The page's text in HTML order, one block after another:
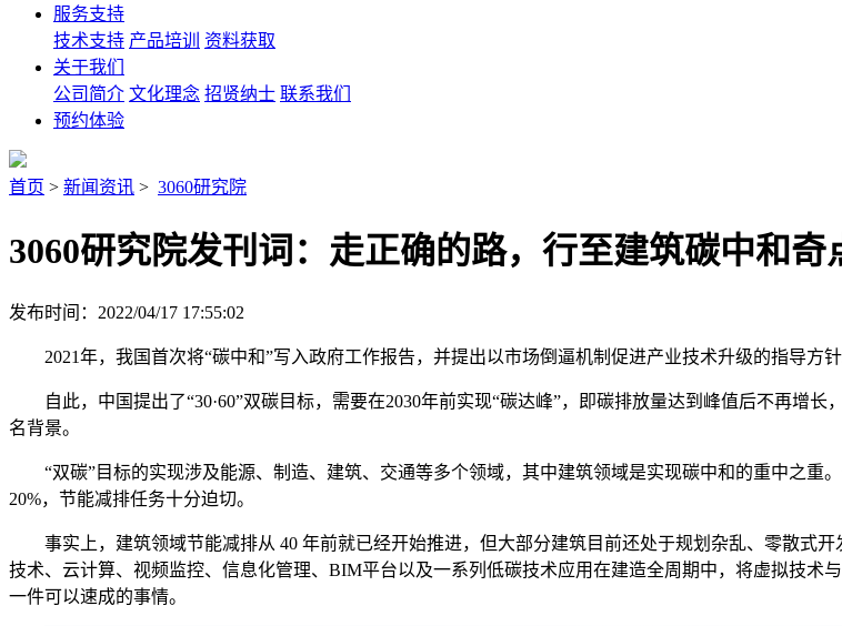
服务支持
技术支持 产品培训
资料获取
关于我们
公司简介 文化理念 招贤纳士 联系我们
预约体验
首页 > 新闻资讯 > 3060研究院
3060研究院发刊词：走正确的路，行至建筑碳中和奇
发布时间：2022/04/17 17:55:02
2021年，我国首次将“碳中和”写入政府工作报告，并提出以市场倒逼机制促进产业技术升级的指导方针
自此，中国提出了“30·60”双碳目标，需要在2030年前实现“碳达峰”，即碳排放量达到峰值后不再增
名背景。
“双碳”目标的实现涉及能源、制造、建筑、交通等多个领域，其中建筑领域是实现碳中和的重中之重
20%，节能减排任务十分迫切。
事实上，建筑领域节能减排从 40 年前就已经开始推进，但大部分建筑目前还处于规划杂乱、零散式
技术、云计算、视频监控、信息化管理、BIM平台以及一系列低碳技术应用在建造全周期中，将虚拟技术
一件可以速成的事情。